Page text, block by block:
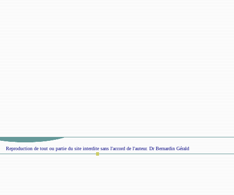
Reproduction de tout ou partie du site interdite sans l'accord de l'auteur. Dr Bernardin Gérald